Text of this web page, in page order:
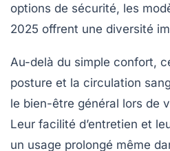
options de sécurité, les
2025 offrent une diversité
Au-delà du simple confort,
posture et la circulation
le bien-être général lors de
Leur facilité d’entretien et
un usage prolongé même